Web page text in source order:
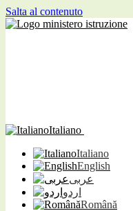
Salta al contenuto
Italiano
Italiano
English
عربى
اردو
Română